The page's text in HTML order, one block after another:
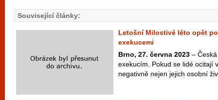
Související články:
Letošní Milostivé léto opět
exekucemi
Brno, 27. června 2023 –
exekucím. Pokud se lidé ocitají
negativně nejen jejich osobní